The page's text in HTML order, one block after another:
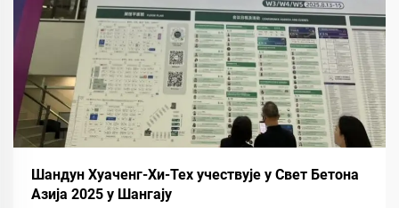
Шандун Хуаченг-Хи-Тех учествује у Свет Бетона
Азија 2025 у Шангају